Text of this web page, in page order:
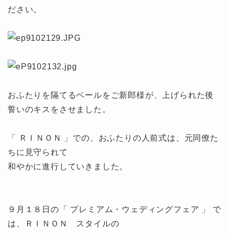
ださい。
おふたりを隔てるベールをご新郎様が、上げられた後
誓いのキスをさせました。
「 ＲＩＮＯＮ 」での、おふたりの人前式は、元同僚た
ちに見守られて
和やかに進行していきました。
９月１８日の「 プレミアム・ウェディングフェア 」 で
は、ＲＩＮＯＮ スタイルの